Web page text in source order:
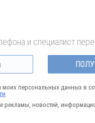
и специалист
моих персональных данных в
рекламы, новостей,